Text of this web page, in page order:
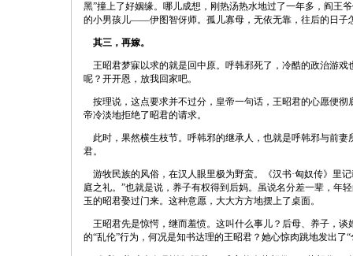
黑”撞上了好姻缘。哪儿成想，刚热汤热水地过了一年多，阎王
的小男孩儿——伊图智伢师。孤儿寡母，无依无靠，往后的日子
其三，再嫁。
王昭君梦寐以求的就是回中原。呼韩邪死了，冷酷的政治游
呢？开开恩，放我回家吧。
按理说，这点要求并不过分，皇帝一句话，王昭君的心愿便
帝冷淡地拒绝了昭君的请求。
此时，果然横生枝节。呼韩邪的继承人，也就是呼韩邪与前
君。
游牧民族的风俗，在汉人眼里极为野蛮。《汉书·匈奴传》里
庭之礼。”也就是说，养子有权得到后妈。虽说名分差一辈，年
玉的昭君娶过门来。这种意愿，大大方方地摆上了桌面。
王昭君先是惊愕，继而羞愤。这叫什么事儿？后母、养子，
的“乱伦”行为，何况是知书达理的王昭君？她心惊肉跳地发出了